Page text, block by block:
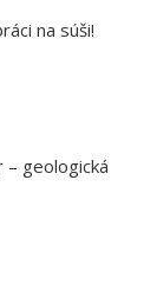
na súši!
geologická